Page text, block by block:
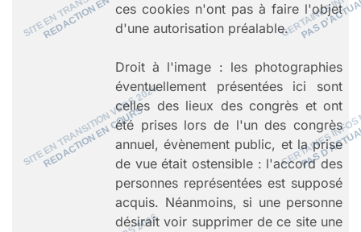
ces cookies n'ont pas à faire l'objet
d'une autorisation préalable.
Droit à l'image : les photographies
éventuellement présentées ici sont
celles des lieux des congrès et ont
été prises lors de l'un des congrès
annuel, évènement public, et la prise
de vue était ostensible : l'accord des
personnes représentées est supposé
acquis. Néanmoins, si une personne
désirait voir supprimer de ce site une